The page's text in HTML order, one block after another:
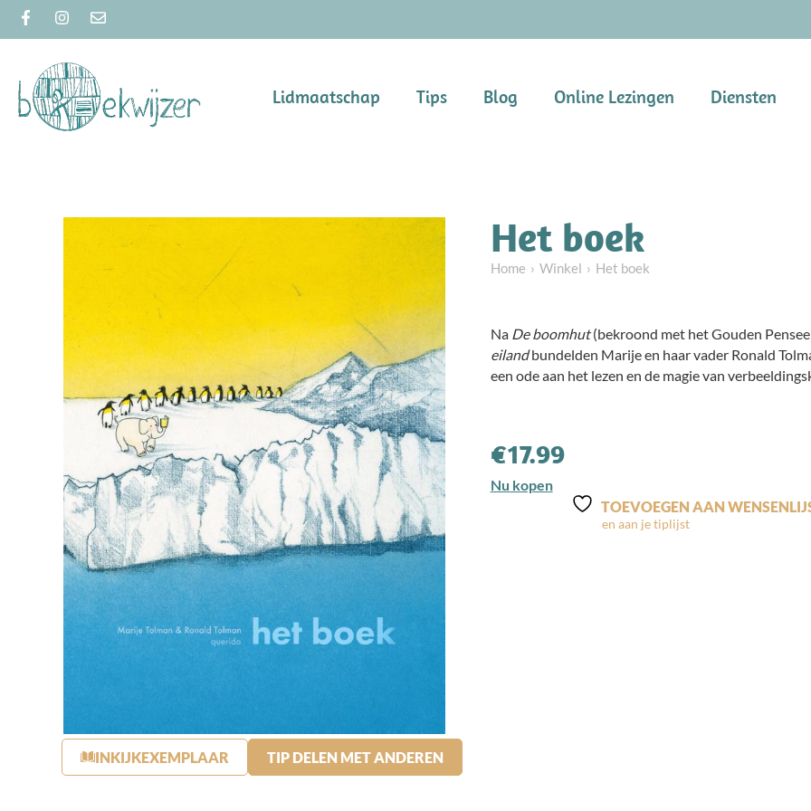
Lidmaatschap Tips Blog Online Lezingen Diensten
INKIJKEXEMPLAAR TIP DELEN MET ANDEREN
Het boek
Home Winkel Het boek
Na De boomhut(bekroond met het Gouden
eilandbundelden Marije en haar vader Ronald
een ode aan het lezen en de magie van
€17.99
Nu kopen
TOEVOEGEN AAN